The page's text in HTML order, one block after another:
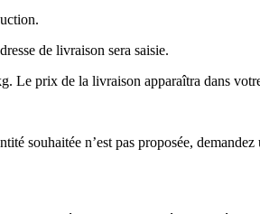
de livraison sera saisie.
prix de la livraison apparaîtra dans
souhaitée n’est pas proposée, demandez